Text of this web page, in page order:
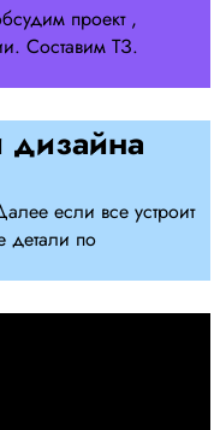
проект ,
Составим ТЗ.
дизайна
если все устроит
детали по